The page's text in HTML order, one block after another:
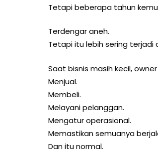
Tetapi beberapa tahun
Terdengar aneh.
Tetapi itu lebih sering terjadi
Saat bisnis masih kecil,
Menjual.
Membeli.
Melayani pelanggan.
Mengatur operasional.
Memastikan semuanya
Dan itu normal.